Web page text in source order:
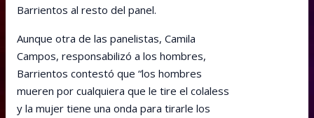
Barrientos al resto del panel.
Aunque otra de las panelistas, Camila
Campos, responsabilizó a los hombres,
Barrientos contestó que “los hombres
mueren por cualquiera que le tire el colaless
y la mujer tiene una onda para tirarle los